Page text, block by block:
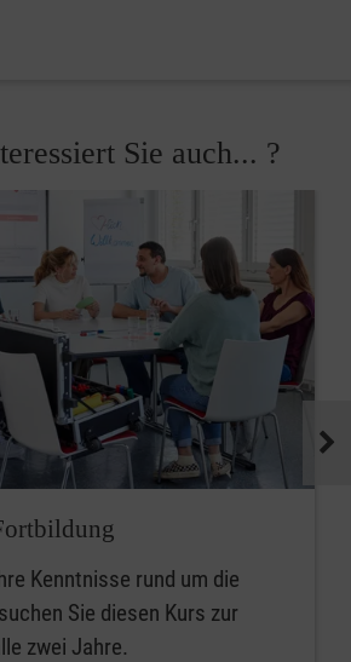
Sie auch... ?
Kenntnisse rund um die
Sie diesen Kurs zur
zwei Jahre.